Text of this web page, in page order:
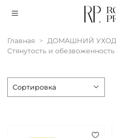
Главная
ДОМАШНИЙ УХОД
Стянутость и обезвоженность